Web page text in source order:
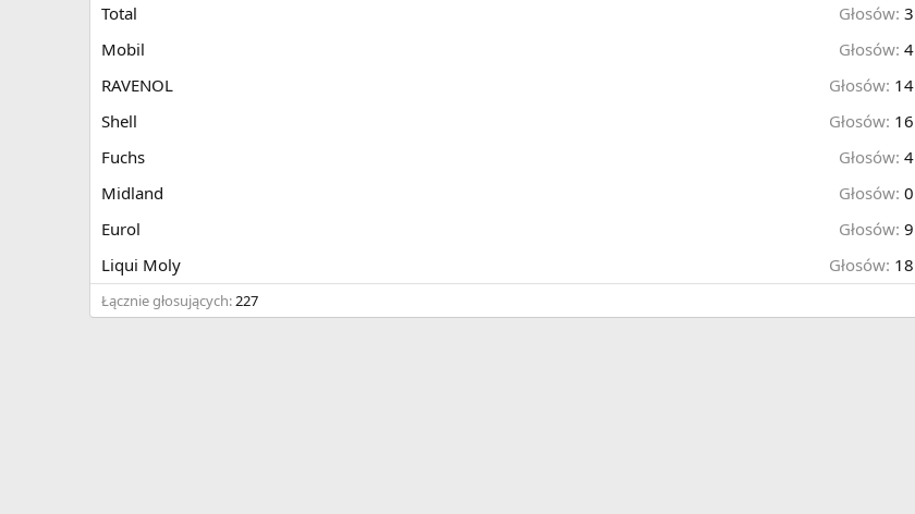
Total
Głosów: 3
Mobil
Głosów: 4
RAVENOL
Głosów: 14
Shell
Głosów: 16
Fuchs
Głosów: 4
Midland
Głosów: 0
Eurol
Głosów: 9
Liqui Moly
Głosów: 18
Łącznie głosujących 227